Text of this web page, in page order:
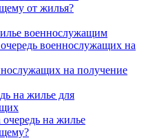
от жилья?
военнослужащим
военнослужащих на
на получение
на жилье для
очередь на жилье